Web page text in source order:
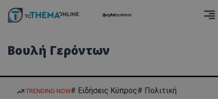
Βουλή Γερόντων
TRENDING NOW# Ειδήσεις Κύπρος# Πολιτική